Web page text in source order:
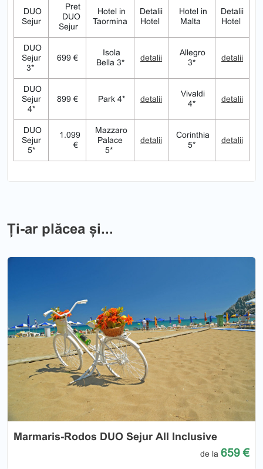
DUO
Sejur
Pret
DUO
Sejur
Hotel in
Taormina
Detalii
Hotel
Hotel in
Malta
Detalii
Hotel
DUO
Sejur
3*
699 €
Isola
Bella 3*
detalii
Allegro
3*
detalii
DUO
Sejur
4*
899 € Park 4* detalii
Vivaldi
4*
detalii
DUO
Sejur
5*
1.099
€
Mazzaro
Palace
5*
detalii
Corinthia
5*
detalii
Ți-ar plăcea și...
Marmaris-Rodos DUO Sejur All Inclusive
de la 659 €
Previous